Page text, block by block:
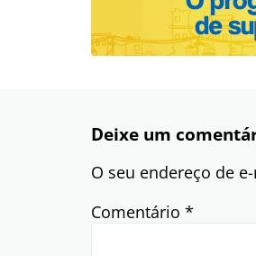
Deixe um
O seu endereço de
Comentário *